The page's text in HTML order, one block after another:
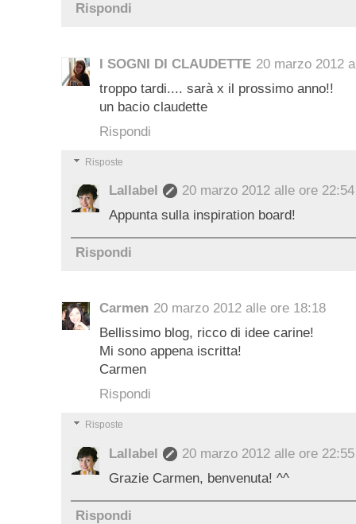
Rispondi
I SOGNI DI CLAUDETTE 20 marzo 2012
troppo tardi.... sarà x il prossimo anno!!
un bacio claudette
Rispondi
Risposte
Lallabel
20 marzo 2012 alle ore 22:54
Appunta sulla inspiration board!
Rispondi
Carmen 20 marzo 2012 alle ore 18:18
Bellissimo blog, ricco di idee carine!
Mi sono appena iscritta!
Carmen
Rispondi
Risposte
Lallabel
20 marzo 2012 alle ore 22:55
Grazie Carmen, benvenuta! ^^
Rispondi